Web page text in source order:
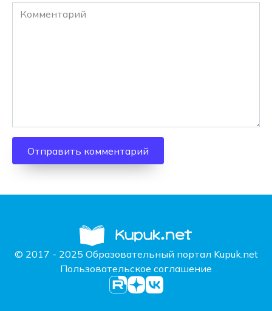
Комментарий
© 2017 - 2025 Образовательный портал Kupuk.net
Пользовательское соглашение